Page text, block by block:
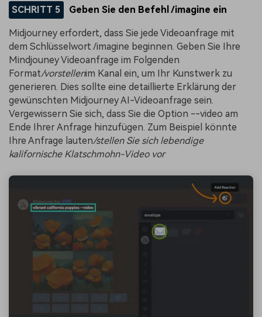
SCHRITT 5 Geben Sie den Befehl /imagine ein
Midjourney erfordert, dass Sie jede Videoanfrage mit
dem Schlüsselwort /imagine beginnen. Geben Sie Ihre
Mindjouney Videoanfrage im Folgenden
Format/vorstellenim Kanal ein, um Ihr Kunstwerk zu
generieren. Dies sollte eine detaillierte Erklärung der
gewünschten Midjourney AI-Videoanfrage sein.
Vergewissern Sie sich, dass Sie die Option --video am
Ende Ihrer Anfrage hinzufügen. Zum Beispiel könnte
Ihre Anfrage lauten/stellen Sie sich lebendige
kalifornische Klatschmohn-Video vor